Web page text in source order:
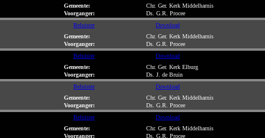
Gemeente:
Chr. Ger. Kerk Middelharnis
Voorganger:
Ds. G.R. Procee
Beluister
Download
Gemeente:
Chr. Ger. Kerk Middelharnis
Voorganger:
Ds. G.R. Procee
Beluister
Download
Gemeente:
Chr. Ger. Kerk Elburg
Voorganger:
Ds. J. de Bruin
Beluister
Download
Gemeente:
Chr. Ger. Kerk Middelharnis
Voorganger:
Ds. G.R. Procee
Beluister
Download
Gemeente:
Chr. Ger. Kerk Middelharnis
Voorganger:
Ds. G.R. Procee